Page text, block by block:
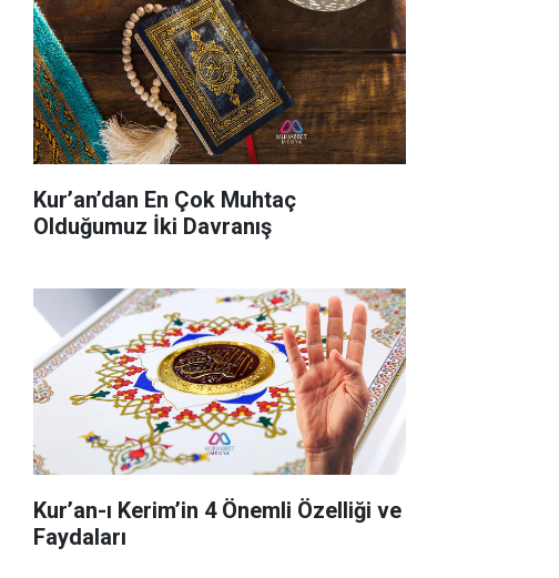
Kur’an’dan En Çok Muhtaç
Olduğumuz İki Davranış
Kur’an-ı Kerim’in 4 Önemli Özelliği ve
Faydaları